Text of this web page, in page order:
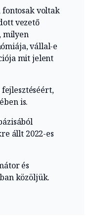
fontosak voltak
vezető
milyen
vállal-e
mit jelent
is.
állt 2022-es
és
közöljük.